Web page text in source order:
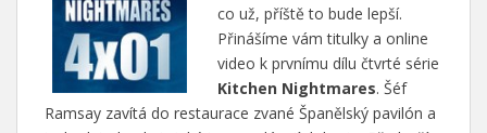
co už, příště to bude lepší.
Přinášíme vám titulky a online
video k prvnímu dílu čtvrté série
Kitchen Nightmares. Šéf
Ramsay zavítá do restaurace zvané Španělský pavilón a